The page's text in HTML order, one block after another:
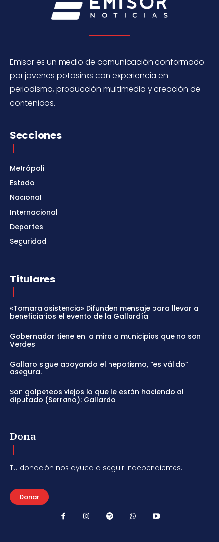
Emisor es un medio de comunicación conformado
por jovenes potosinxs con experiencia en
periodismo, producción multimedia y creación de
contenidos.
Secciones
Metrópoli
Estado
Nacional
Internacional
Deportes
Seguridad
Titulares
«Tomara asistencia» Difunden mensaje para llevar a
beneficiarios el evento de la Gallardía
Gobernador tiene en la mira a municipios que no son
Verdes
Gallaro sigue apoyando el nepotismo, “es válido”
asegura.
Son golpeteos viejos lo que le están haciendo al
diputado (Serrano): Gallardo
Dona
Tu donación nos ayuda a seguir independientes.
Donar